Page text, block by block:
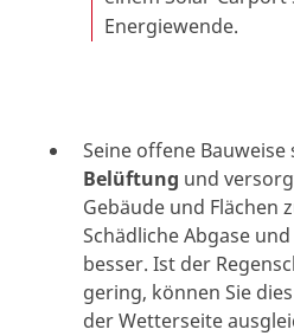
Energiewende.
Seine offene
Belüftung und
Gebäude und Flächen
Schädliche Abgase
besser. Ist der
gering, können Sie
der Wetterseite